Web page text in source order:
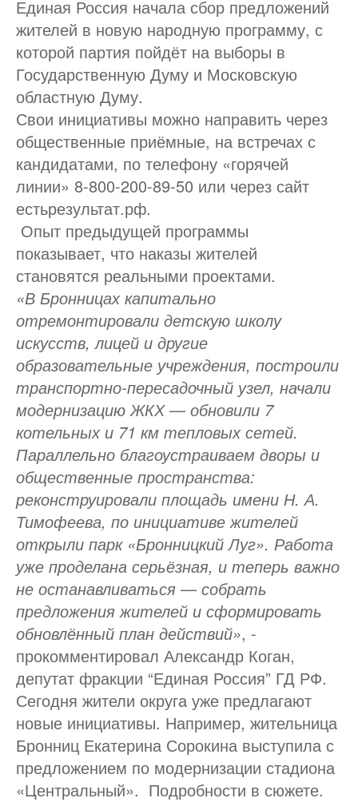
Единая Россия начала сбор предложений
жителей в новую народную программу, с
которой партия пойдёт на выборы в
Государственную Думу и Московскую
областную Думу.
Свои инициативы можно направить через
общественные приёмные, на встречах с
кандидатами, по телефону «горячей
линии» 8-800-200-89-50 или через сайт
естьрезультат.рф.
Опыт предыдущей программы
показывает, что наказы жителей
становятся реальными проектами.
«В Бронницах капитально
отремонтировали детскую школу
искусств, лицей и другие
образовательные учреждения, построили
транспортно-пересадочный узел, начали
модернизацию ЖКХ — обновили 7
котельных и 71 км тепловых сетей.
Параллельно благоустраиваем дворы и
общественные пространства:
реконструировали площадь имени Н. А.
Тимофеева, по инициативе жителей
открыли парк «Бронницкий Луг». Работа
уже проделана серьёзная, и теперь важно
не останавливаться — собрать
предложения жителей и сформировать
обновлённый план действий», -
прокомментировал Александр Коган,
депутат фракции “Единая Россия” ГД РФ.
Сегодня жители округа уже предлагают
новые инициативы. Например, жительница
Бронниц Екатерина Сорокина выступила с
предложением по модернизации стадиона
«Центральный». Подробности в сюжете.